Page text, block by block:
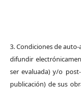
3. Condiciones de
difundir
ser evaluada) y/o
publicación) de sus